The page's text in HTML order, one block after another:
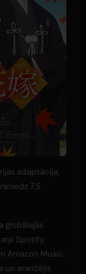
adaptācija,
7,5
globālajās
Spotify,
Amazon Music.
un aranžējis